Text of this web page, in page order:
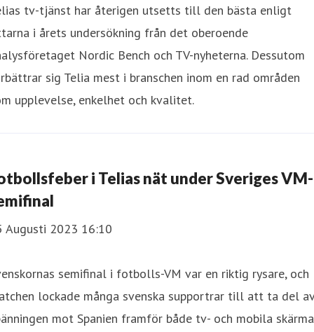
tv-tjänst har återigen utsetts till den bästa enligt
i årets undersökning från det oberoende
Nordic Bench och TV-nyheterna. Dessutom
sig Telia mest i branschen inom en rad områden
upplevelse, enkelhet och kvalitet.
i Telias nät under Sveriges VM-
Augusti 2023 16:10
semifinal i fotbolls-VM var en riktig rysare, och
lockade många svenska supportrar till att ta del av
mot Spanien framför både tv- och mobila